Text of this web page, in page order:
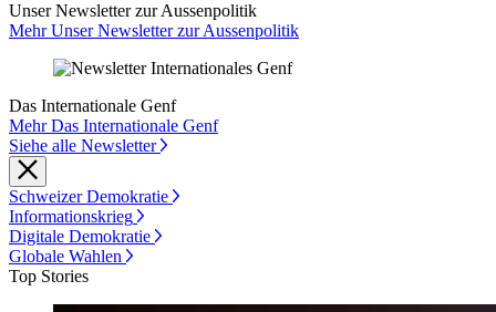
Unser Newsletter zur Aussenpolitik
Mehr Unser Newsletter zur Aussenpolitik
Das Internationale Genf
Mehr Das Internationale Genf
Siehe alle Newsletter
Schweizer Demokratie
Informationskrieg
Digitale Demokratie
Globale Wahlen
Top Stories